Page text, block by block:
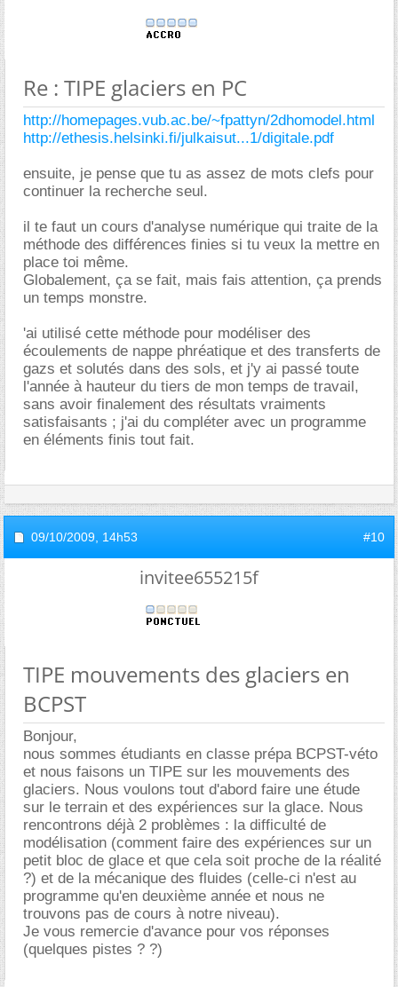
Re : TIPE glaciers en PC
http://homepages.vub.ac.be/~fpattyn/2dhomodel.html
http://ethesis.helsinki.fi/julkaisut...1/digitale.pdf
ensuite, je pense que tu as assez de mots clefs pour
continuer la recherche seul.
il te faut un cours d'analyse numérique qui traite de la
méthode des différences finies si tu veux la mettre en
place toi même.
Globalement, ça se fait, mais fais attention, ça prends
un temps monstre.
'ai utilisé cette méthode pour modéliser des
écoulements de nappe phréatique et des transferts de
gazs et solutés dans des sols, et j'y ai passé toute
l'année à hauteur du tiers de mon temps de travail,
sans avoir finalement des résultats vraiments
satisfaisants ; j'ai du compléter avec un programme
en éléments finis tout fait.
09/10/2009, 14h53 #10
invitee655215f
TIPE mouvements des glaciers en
BCPST
Bonjour,
nous sommes étudiants en classe prépa BCPST-véto
et nous faisons un TIPE sur les mouvements des
glaciers. Nous voulons tout d'abord faire une étude
sur le terrain et des expériences sur la glace. Nous
rencontrons déjà 2 problèmes : la difficulté de
modélisation (comment faire des expériences sur un
petit bloc de glace et que cela soit proche de la réalité
?) et de la mécanique des fluides (celle-ci n'est au
programme qu'en deuxième année et nous ne
trouvons pas de cours à notre niveau).
Je vous remercie d'avance pour vos réponses
(quelques pistes ? ?)